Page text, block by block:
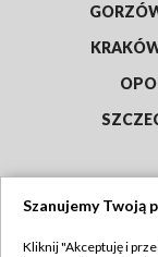
Szanujemy Twoją
Kliknij "Akceptuję i